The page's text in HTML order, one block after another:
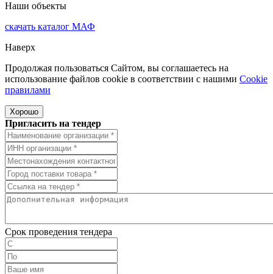
Наши объекты
скачать каталог МАФ
Наверх
Продолжая пользоваться Сайтом, вы соглашаетесь на
использование файлов cookie в соответствии с нашими Cookiе
правилами
Хорошо
Пригласить на тендер
Срок проведения тендера